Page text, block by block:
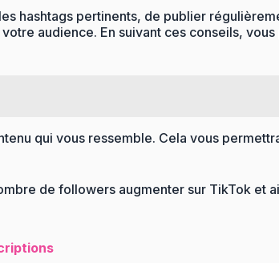
hashtags pertinents, de publier
audience. En suivant ces conseils,
qui vous ressemble. Cela vous
de followers augmenter sur TikTok